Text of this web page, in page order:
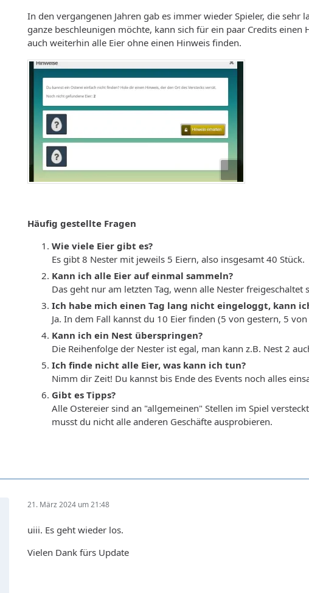
In den vergangenen Jahren gab es immer wieder Spieler, die
ganze beschleunigen möchte, kann sich für ein paar Credits
auch weiterhin alle Eier ohne einen Hinweis finden.
Häufig gestellte Fragen
Wie viele Eier gibt es?
Es gibt 8 Nester mit jeweils 5 Eiern, also insgesamt 40 Stück.
Kann ich alle Eier auf einmal sammeln?
Das geht nur am letzten Tag, wenn alle Nester
Ich habe mich einen Tag lang nicht eingeloggt, kann
Ja. In dem Fall kannst du 10 Eier finden (5 von gestern, 5
Kann ich ein Nest überspringen?
Die Reihenfolge der Nester ist egal, man kann z.B. Nest 2
Ich finde nicht alle Eier, was kann ich tun?
Nimm dir Zeit! Du kannst bis Ende des Events noch alles
Gibt es Tipps?
Alle Ostereier sind an "allgemeinen" Stellen im Spiel
musst du nicht alle anderen Geschäfte ausprobieren.
21. März 2024 um 21:48
uiii. Es geht wieder los.
Vielen Dank fürs Update